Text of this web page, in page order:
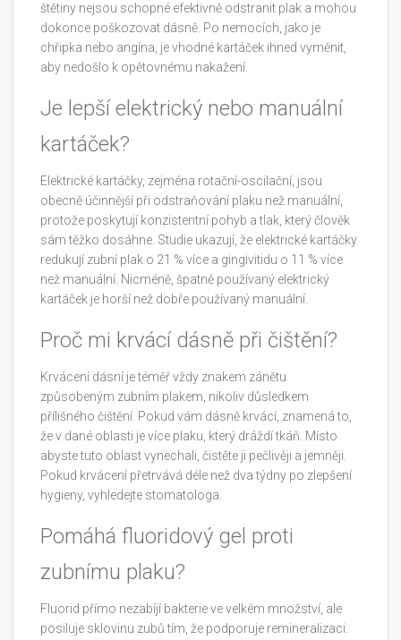
štětiny nejsou schopné efektivně odstranit plak a mohou
dokonce poškozovat dásně. Po nemocích, jako je
chřipka nebo angína, je vhodné kartáček ihned vyměnit,
aby nedošlo k opětovnému nakažení.
Je lepší elektrický nebo manuální
kartáček?
Elektrické kartáčky, zejména rotační-oscilační, jsou
obecně účinnější při odstraňování plaku než manuální,
protože poskytují konzistentní pohyb a tlak, který člověk
sám těžko dosáhne. Studie ukazují, že elektrické kartáčky
redukují zubní plak o 21 % více a gingivitidu o 11 % více
než manuální. Nicméně, špatně používaný elektrický
kartáček je horší než dobře používaný manuální.
Proč mi krvácí dásně při čištění?
Krvácení dásní je téměř vždy znakem zánětu
způsobeným zubním plakem, nikoliv důsledkem
přílišného čištění. Pokud vám dásně krvácí, znamená to,
že v dané oblasti je více plaku, který dráždí tkáň. Místo
abyste tuto oblast vynechali, čistěte ji pečlivěji a jemněji.
Pokud krvácení přetrvává déle než dva týdny po zlepšení
hygieny, vyhledejte stomatologa.
Pomáhá fluoridový gel proti
zubnímu plaku?
Fluorid přímo nezabíjí bakterie ve velkém množství, ale
posiluje sklovinu zubů tím, že podporuje remineralizaci.